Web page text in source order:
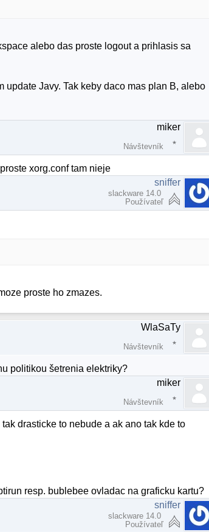
alebo das proste logout a prihlasis sa
Javy. Tak keby daco mas plan B, alebo
miker
Návštevník
xorg.conf tam nieje
sniffer
slackware 14.0
Používateľ
proste ho zmazes.
WlaSaTy
Návštevník
politikou šetrenia elektriky?
miker
Návštevník
drasticke to nebude a ak ano tak kde to
resp. bublebee ovladac na graficku kartu?
sniffer
slackware 14.0
Používateľ